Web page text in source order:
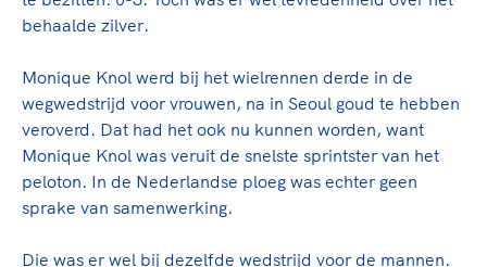
behaalde zilver.
Monique Knol werd bij het wielrennen derde in de
wegwedstrijd voor vrouwen, na in Seoul goud te hebben
veroverd. Dat had het ook nu kunnen worden, want
Monique Knol was veruit de snelste sprintster van het
peloton. In de Nederlandse ploeg was echter geen
sprake van samenwerking.
Die was er wel bij dezelfde wedstrijd voor de mannen.